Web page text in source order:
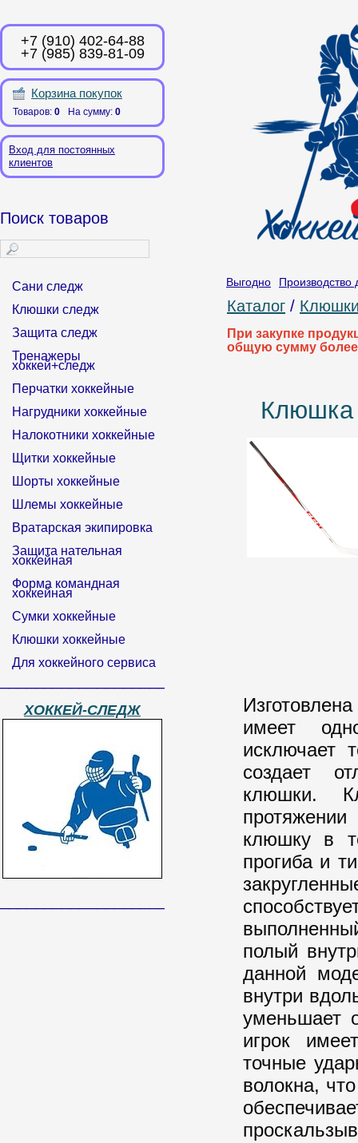
+7 (910) 402-64-88
+7 (985) 839-81-09
Корзина покупок
Товаров: 0 На сумму: 0
Вход для постоянных
клиентов
Выгодно Производство
Поиск товаров
Сани следж
Клюшки следж
Защита следж
Тренажеры
хоккей+следж
Перчатки хоккейные
Нагрудники хоккейные
Налокотники хоккейные
Щитки хоккейные
Шорты хоккейные
Шлемы хоккейные
Вратарская экипировка
Защита нательная
хоккейная
Форма командная
хоккейная
Сумки хоккейные
Клюшки хоккейные
Для хоккейного сервиса
ХОККЕЙ-СЛЕДЖ
______________________________
Каталог /
При закупке
общую сумму более
Клюшка
имеет
исключает
создает
клюшки.
клюшку в
прогиба и
полый
данной
внутри
уменьшает
игрок
точные
волокна,